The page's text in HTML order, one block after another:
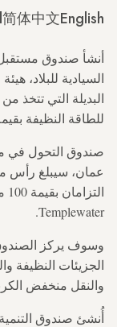
English
简体中文
أنشأ صندوق
السيادية للبلاد، هيئة
البديلة التي تتخذ
للطاقة النظيفة بقيمة 200 مليون
صندوق التحول في
Templewater.
وسوف يركز
الجزيئات النظيفة
والنقل منخفض